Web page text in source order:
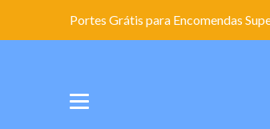
Portes Grátis para Encomendas